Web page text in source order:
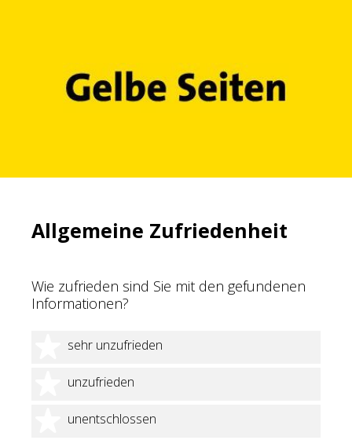
Allgemeine Zufriedenheit
Wie zufrieden sind Sie mit den gefundenen
Informationen?
sehr unzufrieden
1 Stern
unzufrieden
2 Sterne
unentschlossen
3 Sterne